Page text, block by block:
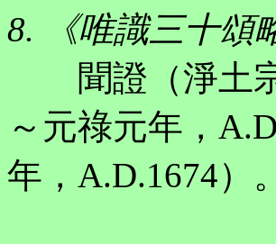
8. 《唯識三十頌
聞證（淨土宗
～元祿元年，
年，A.D.1674）